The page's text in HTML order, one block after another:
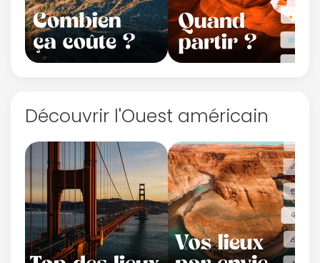
Découvrir l'Ouest américain